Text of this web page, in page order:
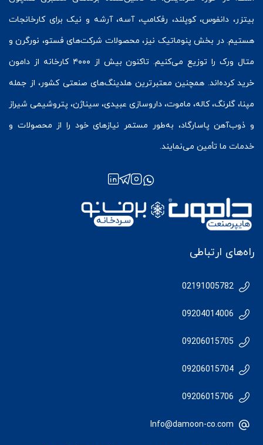
بیتزر، دانفوس،کوپلند، رفکامپ، آسه، آرشه و نیک برای کارخانجات
هستیم. در بخش پنوماتیک نیز، محصولات شرکت‌های فستو، نورگرن و
متال ورک
را توزیع می‌کنیم. تاکنون بیش از ۴۰۰۰ کارخانه از دامون
خرید کرده‌اند. همچنین معتبرترین هلدینگ‌های صنعتی کشور، از جمله
مپنا، گلرنگ، کاله، ماموت، داروسازی عبیدی، سیناژن، پتروشیمی شیراز
و ذوب‌آهن پاسارگاد، به‌طور مستمر نیازهای خود را از محصولات و
خدمات ما تأمین می‌نمایند.
راه‌های ارتباطی
02191005782
09204014006
09206015705
09206015704
09206015706
Info@damoon-co.com